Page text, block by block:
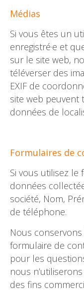
Médias
Si vous êtes un
enregistré·e et
sur le site web,
téléverser des
EXIF de
site web peuvent
données de
Formulaires de
Si vous utilisez le
données
société, Nom,
de téléphone.
Nous
formulaire de
pour les
nous
des fins